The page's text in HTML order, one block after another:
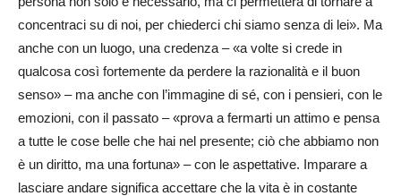
concentraci su di noi, per chiederci chi siamo senza di lei». Ma
anche con un luogo, una credenza – «a volte si crede in
qualcosa così fortemente da perdere la razionalità e il buon
senso» – ma anche con l’immagine di sé, con i pensieri, con le
emozioni, con il passato – «prova a fermarti un attimo e pensa
a tutte le cose belle che hai nel presente; ciò che abbiamo non
è un diritto, ma una fortuna» – con le aspettative. Imparare a
lasciare andare significa accettare che la vita è in costante